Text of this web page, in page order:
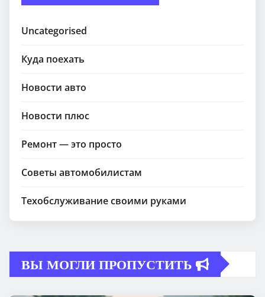
Uncategorised
Куда поехать
Новости авто
Новости плюс
Ремонт — это просто
Советы автомобилистам
Техобслуживание своими руками
ВЫ МОГЛИ ПРОПУСТИТЬ